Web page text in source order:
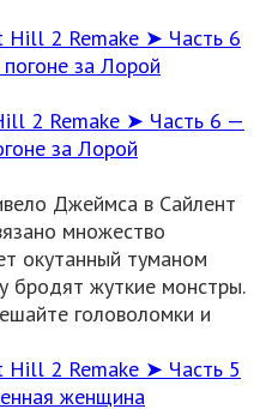
2 Remake ➤ Часть 6 —
за Лорой
Джеймса в Сайлент
множество
окутанный туманом
бродят жуткие монстры.
головоломки и